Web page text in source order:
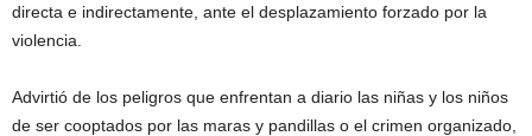
directa e indirectamente, ante el desplazamiento forzado por la
violencia.
Advirtió de los peligros que enfrentan a diario las niñas y los niños
de ser cooptados por las maras y pandillas o el crimen organizado,